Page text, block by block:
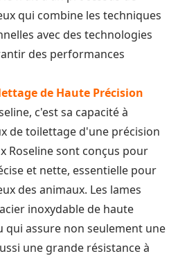
qui combine les techniques
avec des technologies
des performances
de Haute Précision
c'est sa capacité à
de toilettage d'une précision
Roseline sont conçus pour
et nette, essentielle pour
des animaux. Les lames
inoxydable de haute
qui assure non seulement une
une grande résistance à